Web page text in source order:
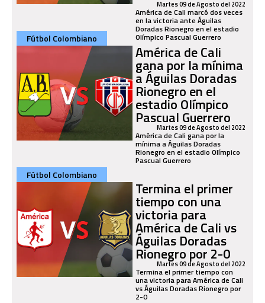
Martes 09 de Agosto del 2022
América de Cali marcó dos veces
en la victoria ante Águilas
Doradas Rionegro en el estadio
Olímpico Pascual Guerrero
Fútbol Colombiano
América de Cali
gana por la mínima
a Águilas Doradas
Rionegro en el
estadio Olímpico
Pascual Guerrero
Martes 09 de Agosto del 2022
América de Cali gana por la
mínima a Águilas Doradas
Rionegro en el estadio Olímpico
Pascual Guerrero
Fútbol Colombiano
Termina el primer
tiempo con una
victoria para
América de Cali vs
Águilas Doradas
Rionegro por 2-0
Martes 09 de Agosto del 2022
Termina el primer tiempo con
una victoria para América de Cali
vs Águilas Doradas Rionegro por
2-0